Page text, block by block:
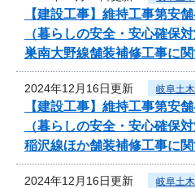
【建設工事】維持工事第安
（暮らしの安全・安心確保
巣南大野線舗装補修工事に
2024年12月16日更新 岐阜土
【建設工事】維持工事第安
（暮らしの安全・安心確保
稲沢線ほか舗装補修工事に
2024年12月16日更新 岐阜土